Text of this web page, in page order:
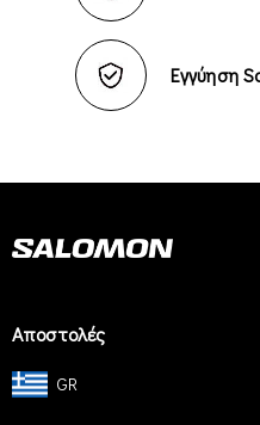
Εγγύηση
Αποστολές
GR